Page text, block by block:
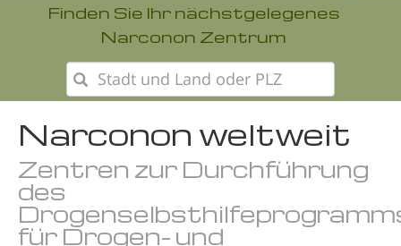
Finden Sie Ihr nächstgelegenes
Narconon Zentrum
Narconon weltweit
Zentren zur Durchführung
des
für Drogen- und